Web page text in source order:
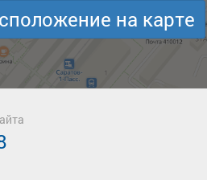
на карте